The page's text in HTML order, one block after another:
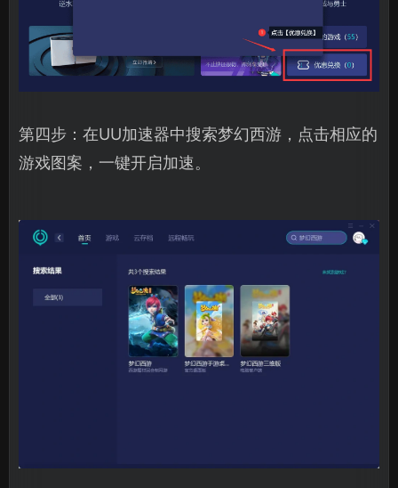
第四步：在UU加速器中搜索梦幻西游，点击相应的
游戏图案，一键开启加速。